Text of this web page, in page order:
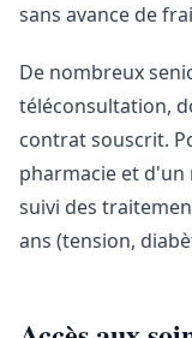
sans avance de
De nombreux
téléconsultation,
contrat souscrit.
pharmacie et
suivi des
ans (tension,